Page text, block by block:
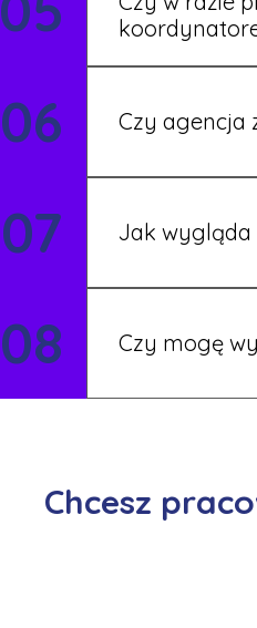
06 Czy agencja
Tak, nasi
07 Jak wygląda
Każdy
08 Czy mogę
Tak, istnieje
Chcesz